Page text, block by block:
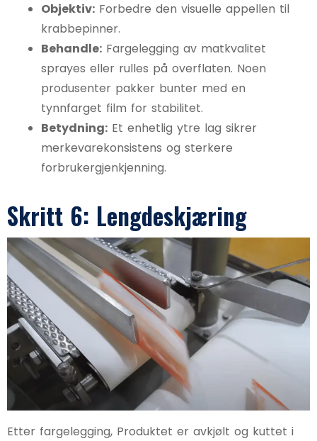
Objektiv: Forbedre den visuelle appellen til
krabbepinner.
Behandle: Fargelegging av matkvalitet
sprayes eller rulles på overflaten. Noen
produsenter pakker bunter med en
tynnfarget film for stabilitet.
Betydning: Et enhetlig ytre lag sikrer
merkevarekonsistens og sterkere
forbrukergjenkjenning.
Skritt 6: Lengdeskjæring
Etter fargelegging, Produktet er avkjølt og kuttet i